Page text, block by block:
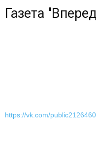
Газета
https://vk.com/